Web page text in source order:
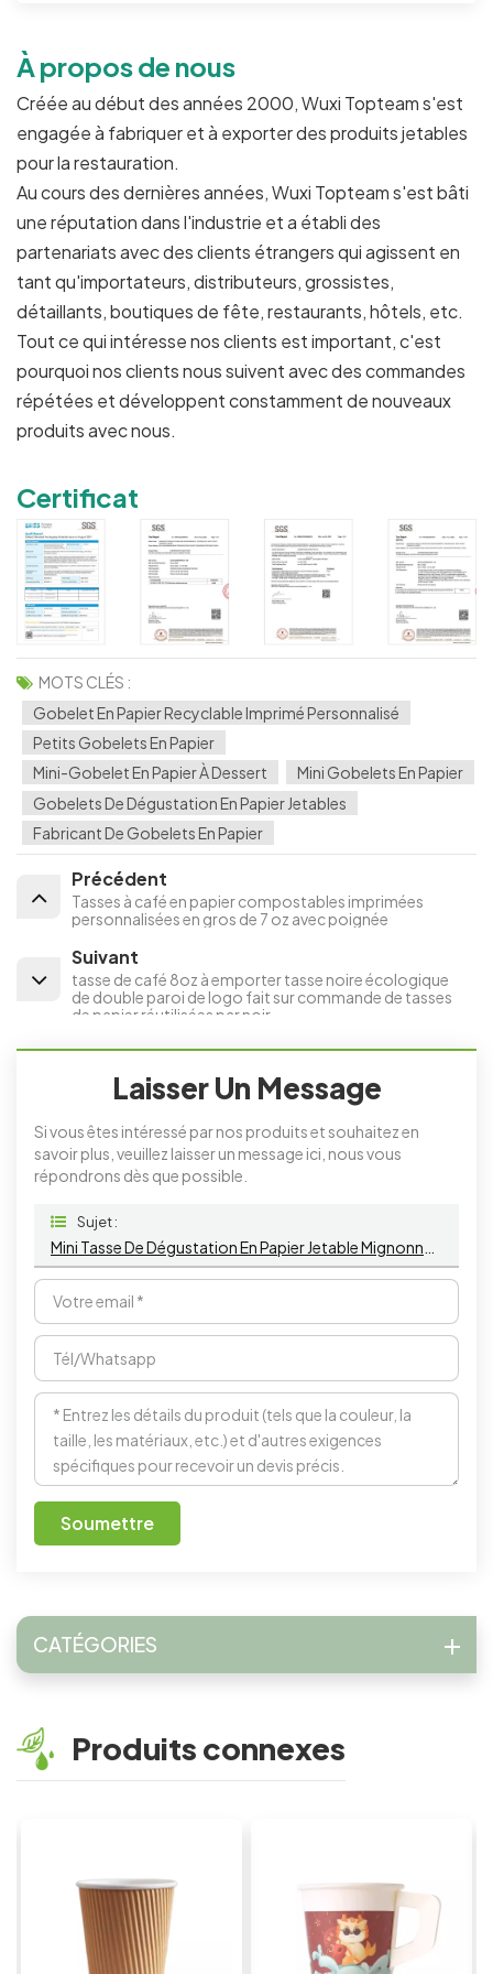
À propos de nous
Créée au début des années 2000, Wuxi Topteam s'est
engagée à fabriquer et à exporter des produits jetables
pour la restauration.
Au cours des dernières années, Wuxi Topteam s'est bâti
une réputation dans l'industrie et a établi des
partenariats avec des clients étrangers qui agissent en
tant qu'importateurs, distributeurs, grossistes,
détaillants, boutiques de fête, restaurants, hôtels, etc.
Tout ce qui intéresse nos clients est important, c'est
pourquoi nos clients nous suivent avec des commandes
répétées et développent constamment de nouveaux
produits avec nous.
Certificat
MOTS CLÉS :
Gobelet En Papier Recyclable Imprimé Personnalisé
Petits Gobelets En Papier
Mini-Gobelet En Papier À Dessert
Mini Gobelets En Papier
Gobelets De Dégustation En Papier Jetables
Fabricant De Gobelets En Papier
Précédent
Tasses à café en papier compostables imprimées
personnalisées en gros de 7 oz avec poignée
Suivant
tasse de café 8oz à emporter tasse noire écologique
de double paroi de logo fait sur commande de tasses
de papier réutilisées par noir
Laisser Un Message
Si vous êtes intéressé par nos produits et souhaitez en
savoir plus, veuillez laisser un message ici, nous vous
répondrons dès que possible.
Sujet :
Soumettre
CATÉGORIES
Produits connexes